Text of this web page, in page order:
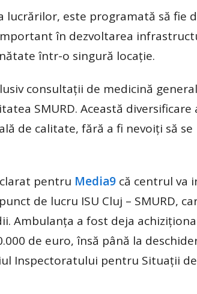
este programată să fie
în dezvoltarea
într-o singură locație.
consultații de medicină
SMURD. Această diversificare
de calitate, fără a fi nevoiți să se
pentru Media9 că centrul va
de lucru ISU Cluj – SMURD,
Ambulanța a fost deja
de euro, însă până la
Inspectoratului pentru Situații